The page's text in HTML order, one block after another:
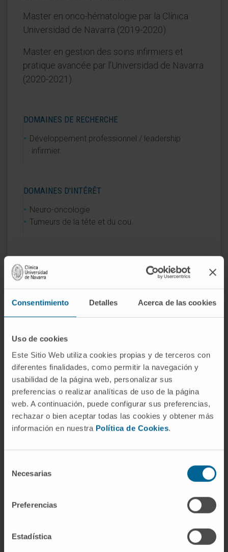
Consentimiento Detalles Acerca de las cookies
Uso de cookies
Este Sitio Web utiliza cookies propias y de terceros con
diferentes finalidades, como permitir la navegación y
usabilidad de la página web, personalizar sus
preferencias o realizar analíticas de uso de la página
web. A continuación, puede configurar sus preferencias,
rechazar o bien aceptar todas las cookies y obtener más
información en nuestra Política de Cookies.
Necesarias
Preferencias
Estadística
Master en onco-hématologie par la Clínica
Universidad de Navarra (2019-2020).
Master en gestion des soins infirmiers et
pratique avancée par l’Universidad de Navarra
(2020-2021).
DOMAINES DE RECHERCHE
Développement professionnel / leadership
infirmier.
DOMAINES D'INTÉRÊT
Neuro-oncologie.
Tumeurs de la tête et du cou.
Activité
Professeure agrégée à la Facultad de
Enfermería de l’Universidad de Navarra dans
l’unité d’enseignement Practicum clinique
du Master de pratique avancée en
oncologie.
En recherche
A publié une étude récente dans la revue
infirmières (2022).